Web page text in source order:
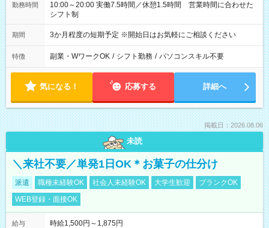
勤務時間
10:00～20:00 実働7.5時間／休憩1.5時間 営業時間に合わせた
シフト制
期間 3か月程度の短期予定 ※開始日はお気軽にご相談ください
特徴 副業・WワークOK / シフト勤務 / パソコンスキル不要
気になる！ 応募する 詳細へ
掲載日：2026.08.06
未読
＼来社不要／単発1日OK＊お菓子の仕分け
派遣 職種未経験OK 社会人未経験OK 大学生歓迎
ブランクOK
WEB登録・面接OK
給与 時給1,500円～1,875円